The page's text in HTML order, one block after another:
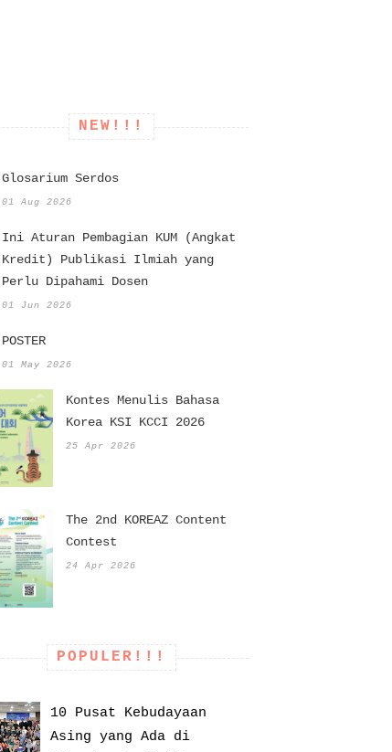
NEW!!!
Glosarium Serdos
01 Aug 2026
Ini Aturan Pembagian KUM (Angkat
Kredit) Publikasi Ilmiah yang
Perlu Dipahami Dosen
01 Jun 2026
POSTER
01 May 2026
Kontes Menulis Bahasa
Korea KSI KCCI 2026
25 Apr 2026
The 2nd KOREAZ Content
Contest
24 Apr 2026
POPULER!!!
10 Pusat Kebudayaan
Asing yang Ada di